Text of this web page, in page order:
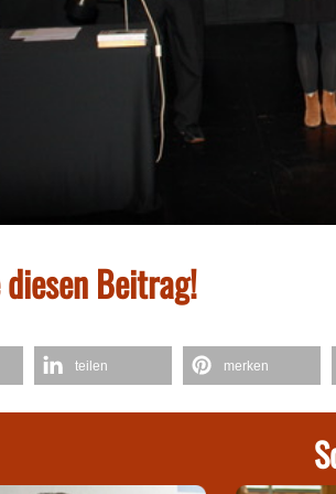
Beitrag!
teilen merken